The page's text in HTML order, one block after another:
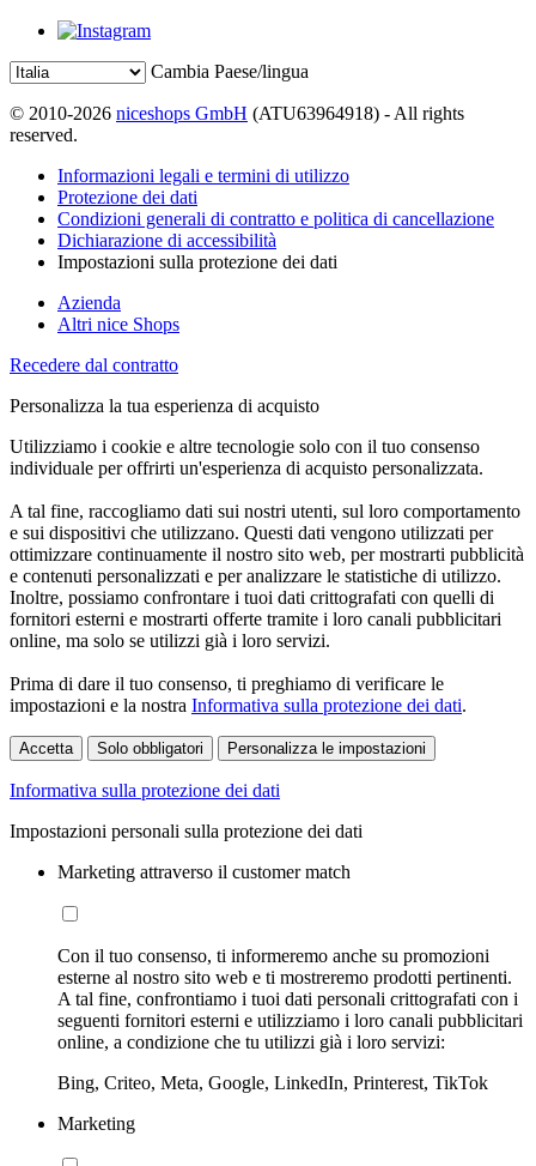
Cambia Paese/lingua
© 2010-2026 niceshops GmbH (ATU63964918) - All rights
reserved.
Informazioni legali e termini di utilizzo
Protezione dei dati
Condizioni generali di contratto e politica di cancellazione
Dichiarazione di accessibilità
Impostazioni sulla protezione dei dati
Azienda
Altri nice Shops
Recedere dal contratto
Personalizza la tua esperienza di acquisto
Utilizziamo i cookie e altre tecnologie solo con il tuo consenso
individuale per offrirti un'esperienza di acquisto personalizzata.
A tal fine, raccogliamo dati sui nostri utenti, sul loro comportamento
e sui dispositivi che utilizzano. Questi dati vengono utilizzati per
ottimizzare continuamente il nostro sito web, per mostrarti pubblicità
e contenuti personalizzati e per analizzare le statistiche di utilizzo.
Inoltre, possiamo confrontare i tuoi dati crittografati con quelli di
fornitori esterni e mostrarti offerte tramite i loro canali pubblicitari
online, ma solo se utilizzi già i loro servizi.
Prima di dare il tuo consenso, ti preghiamo di verificare le
impostazioni e la nostra Informativa sulla protezione dei dati.
Accetta Solo obbligatori Personalizza le impostazioni
Informativa sulla protezione dei dati
Impostazioni personali sulla protezione dei dati
Marketing attraverso il customer match
Con il tuo consenso, ti informeremo anche su promozioni
esterne al nostro sito web e ti mostreremo prodotti pertinenti.
A tal fine, confrontiamo i tuoi dati personali crittografati con i
seguenti fornitori esterni e utilizziamo i loro canali pubblicitari
online, a condizione che tu utilizzi già i loro servizi:
Bing, Criteo, Meta, Google, LinkedIn, Printerest, TikTok
Marketing